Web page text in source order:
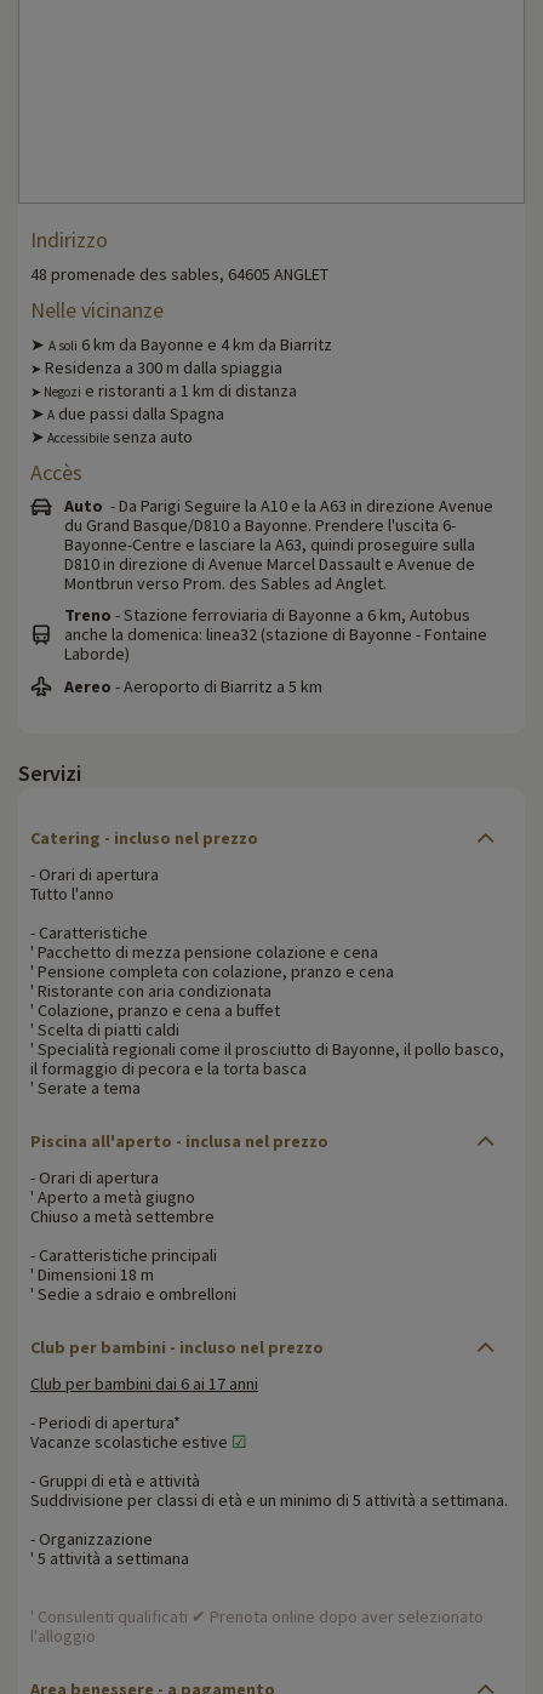
Indirizzo
48 promenade des sables, 64605 ANGLET
Nelle vicinanze
➤ A soli 6 km da Bayonne e 4 km da Biarritz
➤ Residenza a 300 m dalla spiaggia
➤ Negozi e ristoranti a 1 km di distanza
➤ A due passi dalla Spagna
➤ Accessibile senza auto
Accès
Auto - Da Parigi Seguire la A10 e la A63 in direzione Avenue
du Grand Basque/D810 a Bayonne. Prendere l'uscita 6-
Bayonne-Centre e lasciare la A63, quindi proseguire sulla
D810 in direzione di Avenue Marcel Dassault e Avenue de
Montbrun verso Prom. des Sables ad Anglet.
Treno - Stazione ferroviaria di Bayonne a 6 km, Autobus
anche la domenica: linea32 (stazione di Bayonne - Fontaine
Laborde)
Aereo - Aeroporto di Biarritz a 5 km
Servizi
Catering - incluso nel prezzo
- Orari di apertura
Tutto l'anno
- Caratteristiche
' Pacchetto di mezza pensione colazione e cena
' Pensione completa con colazione, pranzo e cena
' Ristorante con aria condizionata
' Colazione, pranzo e cena a buffet
' Scelta di piatti caldi
' Specialità regionali come il prosciutto di Bayonne, il pollo basco,
il formaggio di pecora e la torta basca
' Serate a tema
Piscina all'aperto - inclusa nel prezzo
- Orari di apertura
' Aperto a metà giugno
Chiuso a metà settembre
- Caratteristiche principali
' Dimensioni 18 m
' Sedie a sdraio e ombrelloni
Club per bambini - incluso nel prezzo
Club per bambini dai 6 ai 17 anni
- Periodi di apertura*
Vacanze scolastiche estive ☑
- Gruppi di età e attività
Suddivisione per classi di età e un minimo di 5 attività a settimana.
- Organizzazione
' 5 attività a settimana
' Consulenti qualificati ✔ Prenota online dopo aver selezionato
l'alloggio
Area benessere - a pagamento